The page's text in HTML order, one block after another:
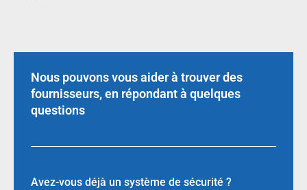
Nous pouvons vous aider à trouver des
fournisseurs, en répondant à quelques
questions
Avez-vous déjà un système de sécurité ?